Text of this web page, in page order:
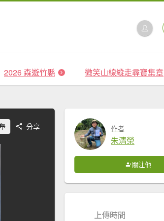
2026 森遊竹縣 微笑山線縱走尋寶集章
分享 作者
朱清榮
關注他
上傳時間